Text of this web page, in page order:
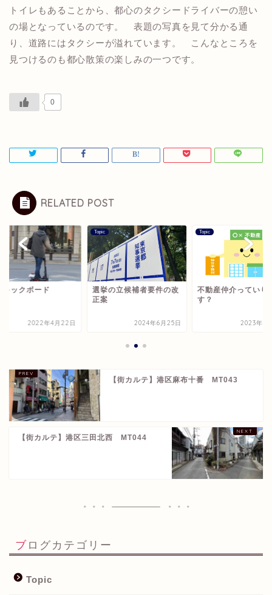
トイレもあることから、都心のタクシードライバーの憩い
の場となっているのです。 表題の写真を見て分かる通
り、道路にはタクシーが溢れています。 こんなところを
見つけるのも都心散策の楽しみの一つです。
0
RELATED POST
キックボード
2022年4月22日
Topic
選挙の立候補者要件の改
正案
2024年6月25日
Topic
不動産仲介っていり
す？
2023年8
【街カルテ】港区麻布十番 MT043
【街カルテ】港区三田北西 MT044
ブログカテゴリー
Topic